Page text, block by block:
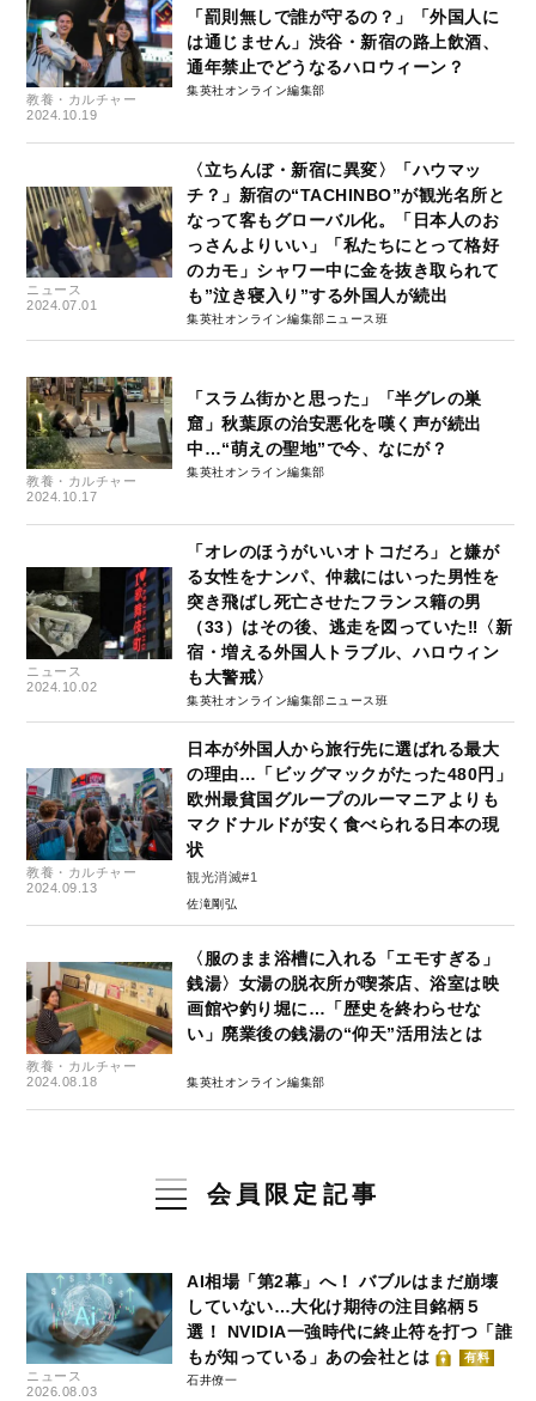
教養・カルチャー
2024.10.19
「罰則無しで誰が守るの？」「外国人に
は通じません」渋谷・新宿の路上飲酒、
通年禁止でどうなるハロウィーン？
集英社オンライン編集部
ニュース
2024.07.01
〈立ちんぼ・新宿に異変〉「ハウマッ
チ？」新宿の“TACHINBO”が観光名所と
なって客もグローバル化。「日本人のお
っさんよりいい」「私たちにとって格好
のカモ」シャワー中に金を抜き取られて
も”泣き寝入り”する外国人が続出
集英社オンライン編集部ニュース班
教養・カルチャー
2024.10.17
「スラム街かと思った」「半グレの巣
窟」秋葉原の治安悪化を嘆く声が続出
中…“萌えの聖地”で今、なにが？
集英社オンライン編集部
ニュース
2024.10.02
「オレのほうがいいオトコだろ」と嫌が
る女性をナンパ、仲裁にはいった男性を
突き飛ばし死亡させたフランス籍の男
（33）はその後、逃走を図っていた‼〈新
宿・増える外国人トラブル、ハロウィン
も大警戒〉
集英社オンライン編集部ニュース班
教養・カルチャー
2024.09.13
日本が外国人から旅行先に選ばれる最大
の理由…「ビッグマックがたった480円」
欧州最貧国グループのルーマニアよりも
マクドナルドが安く食べられる日本の現
状
観光消滅#1
佐滝剛弘
教養・カルチャー
2024.08.18
〈服のまま浴槽に入れる「エモすぎる」
銭湯〉女湯の脱衣所が喫茶店、浴室は映
画館や釣り堀に…「歴史を終わらせな
い」廃業後の銭湯の“仰天”活用法とは
集英社オンライン編集部
会員限定記事
ニュース
2026.08.03
AI相場「第2幕」へ！ バブルはまだ崩壊
していない…大化け期待の注目銘柄５
選！ NVIDIA一強時代に終止符を打つ「誰
もが知っている」あの会社とは
有料
石井僚一